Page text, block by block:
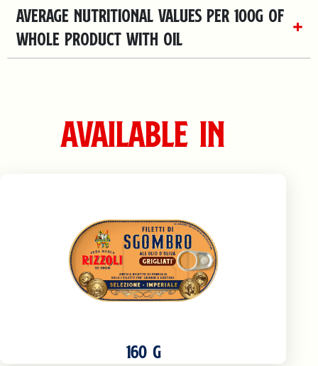
AVERAGE NUTRITIONAL VALUES PER 100G OF
WHOLE PRODUCT WITH OIL
Available in
160 G